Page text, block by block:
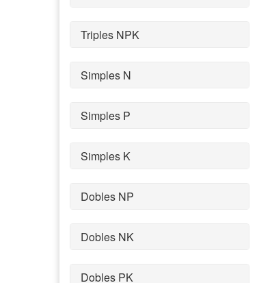
Triples NPK
Simples N
Simples P
Simples K
Dobles NP
Dobles NK
Dobles PK